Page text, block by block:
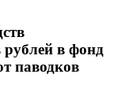
в фонд
паводков